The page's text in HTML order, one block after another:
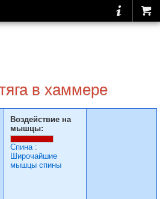
в хаммере
Воздействие на
мышцы:
Спина:
Широчайшие
мышцы спины